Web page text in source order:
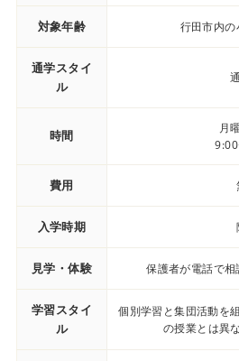
対象年齢 行田市内
通学スタイ
ル
時間
月
費用
入学時期
見学・体験 保護者が電話で
学習スタイ
ル
個別学習と集団活動を
の授業とは異